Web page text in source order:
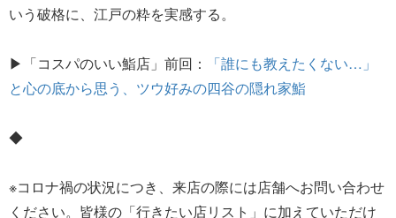
いう破格に、江戸の粋を実感する。
▶「コスパのいい鮨店」前回：
「誰にも教えたくない…」
と心の底から思う、ツウ好みの四谷の隠れ家鮨
◆
※コロナ禍の状況につき、来店の際には店舗へお問い合わせ
ください。皆様の「行きたい店リスト」に加えていただけ